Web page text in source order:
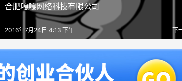
合肥嘎嘎网络科技有限公司
下
2016年7月24日 4:13 下午